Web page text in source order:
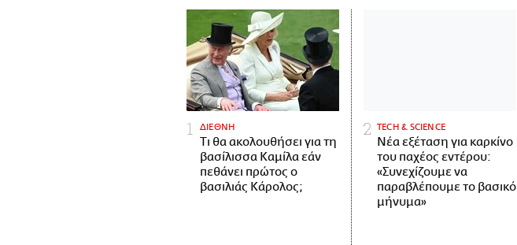
ΔΙΕΘΝΗ
Τι θα ακολουθήσει για τη
βασίλισσα Καμίλα εάν
πεθάνει πρώτος ο
βασιλιάς Κάρολος;
ΤECH & SCIENCE
Νέα εξέταση για καρκίνο
του παχέος εντέρου:
«Συνεχίζουμε να
παραβλέπουμε το βασικό
μήνυμα»